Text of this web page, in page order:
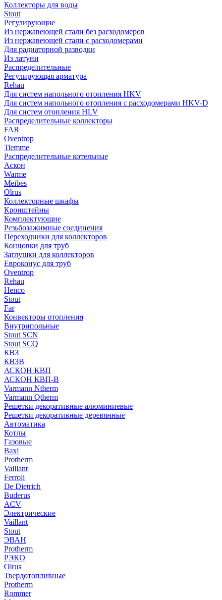
Коллекторы для воды
Stout
Регулирующие
Из нержавеющей стали без расходомеров
Из нержавеющей стали с расходомерами
Для радиаторной разводки
Из латуни
Распределительные
Регулирующая арматура
Rehau
Для систем напольного отопления HKV
Для систем напольного отопления с расходомерами HKV-D
Для систем отопления HLV
Распределительные коллекторы
FAR
Oventrop
Tiemme
Распределительные котельные
Аскон
Warme
Meibes
Olrus
Коллекторные шкафы
Кронштейны
Комплектующие
Резьбозажимные соединения
Переходники для коллекторов
Концовки для труб
Заглушки для коллекторов
Евроконус для труб
Oventrop
Rehau
Henco
Stout
Far
Конвекторы отопления
Внутрипольные
Stout SCN
Stout SCQ
КВЗ
КВЗВ
АСКОН КВП
АСКОН КВП-В
Varmann Ntherm
Varmann Qtherm
Решетки декоративные алюминиевые
Решетки декоративные деревянные
Автоматика
Котлы
Газовые
Baxi
Protherm
Vaillant
Ferroli
De Dietrich
Buderus
ACV
Электрические
Vaillant
Stout
ЭВАН
Protherm
РЭКО
Olrus
Твердотопливные
Protherm
Rommer